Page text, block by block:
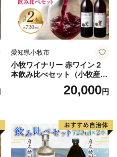
愛知県小牧市
小牧ワイナリー 赤ワイン２
本飲み比べセット（小牧産ぶ
どう100％使用）20,000円